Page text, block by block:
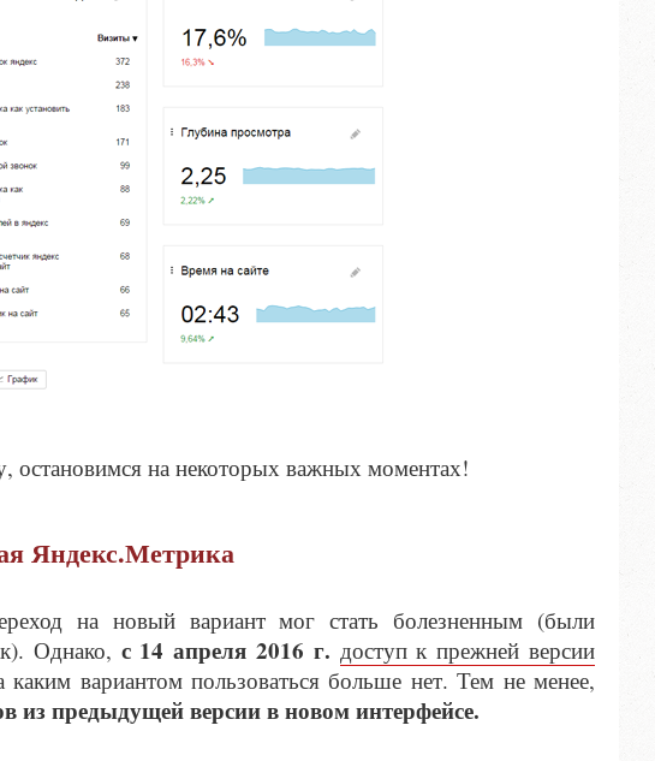
остановимся на некоторых важных моментах!
Яндекс.Метрика
на новый вариант мог стать болезненным (были
Однако, с 14 апреля 2016 г. доступ к прежней версии
вариантом пользоваться больше нет. Тем не менее,
из предыдущей версии в новом интерфейсе.